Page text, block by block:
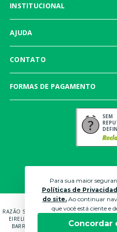
Para sua maior
Políticas de
do site. Ao continuar
que você está ciente e
Concordar
INSTITUCIONAL
AJUDA
CONTATO
FORMAS DE PAGAMENTO
SEM
RAZÃO SOCIAL: MARTINS PANTALEÃO
EIRELI EPP CNPJ: 04.591.672/0001-70
BARROS BRUNI, 232, QUADRA B LOTE